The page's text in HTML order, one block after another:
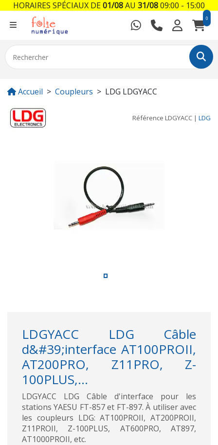
0
Accueil Coupleurs LDG LDGYACC
Référence LDGYACC | LDG
LDGYACC LDG Câble
d&#39;interface AT100PROII,
AT200PRO, Z11PRO, Z-
100PLUS,...
LDGYACC LDG Câble d'interface pour les
stations YAESU FT-857 et FT-897. À utiliser avec
les coupleurs LDG: AT100PROII, AT200PROII,
Z11PROII, Z-100PLUS, AT600PRO, AT897,
AT1000PROII, etc.
HORAIRES SPÉCIAUX DE01/08AU 31/0809:00 - 15:00